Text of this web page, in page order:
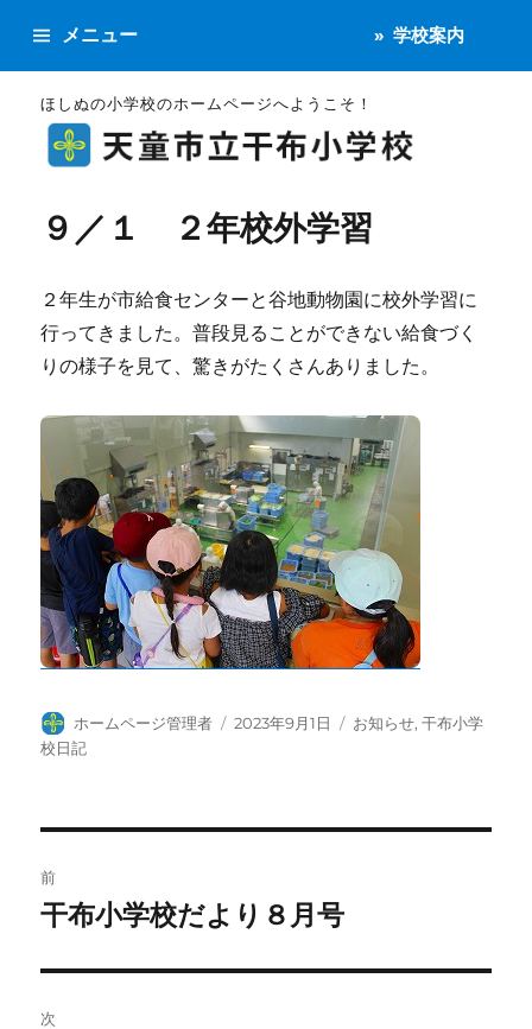
ほしぬの小学校のホームページへようこそ！
メニュー 学校案内
９／１ ２年校外学習
２年生が市給食センターと谷地動物園に校外学習に
行ってきました。普段見ることができない給食づく
りの様子を見て、驚きがたくさんありました。
投
稿
ホームページ管理者
投
2023年9月1日
カ
お知らせ,干布小学
校日記
稿
ビ
前
前
投
稿:
干布小学校だより８月号
次